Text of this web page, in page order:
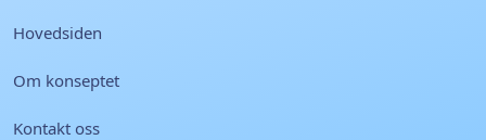
Hovedsiden
Om konseptet
Kontakt oss